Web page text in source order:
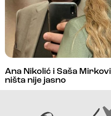
Ana Nikolić i Saša
ništa nije jasno